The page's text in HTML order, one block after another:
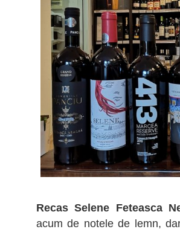
Recas Selene Feteasca
acum de notele de lemn,